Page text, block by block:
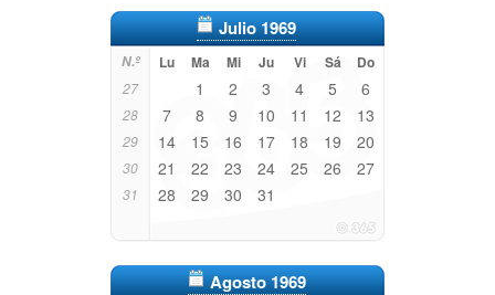
Julio 1969
N.º Lu Ma Mi Ju Vi Sá Do
27 1 2 3 4 5 6
28 7 8 9 10 11 12 13
29 14 15 16 17 18 19 20
30 21 22 23 24 25 26 27
31 28 29 30 31
Agosto 1969